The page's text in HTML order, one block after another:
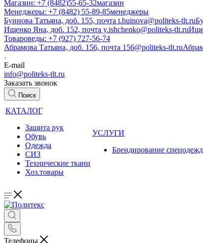
Магазин: +7 (8482)55-65-32магазин
Менеджеры: +7 (8482) 55-89-85менеджеры
Буинова Татьяна, доб. 155, почта t.buinova@politeks-tlt.ru
Ищенко Яна, доб. 152, почта y.ishchenko@politeks-tlt.ru
Товароведы: +7 (927) 727-56-74
Абрамова Татьяна, доб. 156, почта 156@politeks-tlt.ru
E-mail
info@politeks-tlt.ru
Заказать звонок
Поиск
КАТАЛОГ
Защита рук
Обувь
Одежда
СИЗ
Технические ткани
Хоз.товары
УСЛУГИ
Брендирование
Телефоны